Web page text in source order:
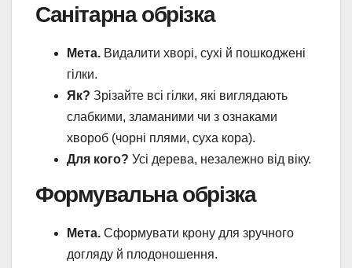
Санітарна обрізка
Мета. Видалити хворі, сухі й пошкоджені
гілки.
Як? Зрізайте всі гілки, які виглядають
слабкими, зламаними чи з ознаками
хвороб (чорні плями, суха кора).
Для кого? Усі дерева, незалежно від віку.
Формувальна обрізка
Мета. Сформувати крону для зручного
догляду й плодоношення.